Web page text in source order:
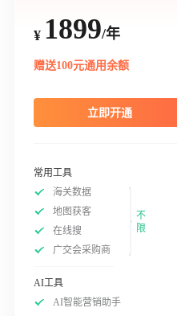
¥ 1899/年
赠送100元通用余额
立即开通
常用工具
海关数据
地图获客
在线搜
广交会采购商
不
限
AI工具
AI智能营销助手